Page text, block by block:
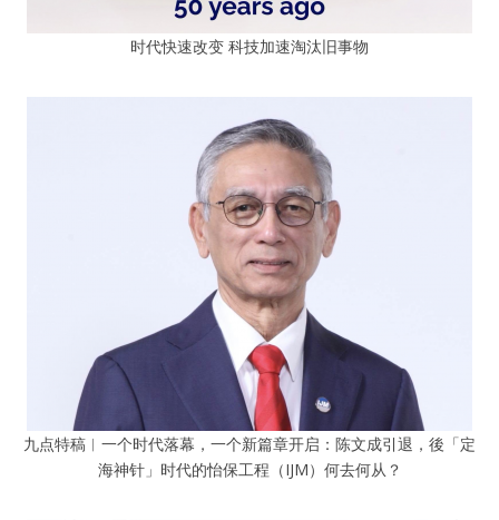
时代快速改变 科技加速淘汰旧事物
九点特稿︱一个时代落幕，一个新篇章开启：陈文成引退，後「定
海神针」时代的怡保工程（IJM）何去何从？